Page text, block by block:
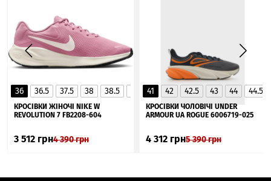
36 36.5 37.5 38 38.5 40 40.5
41
▲
КРОСІВКИ ЖІНОЧІ NIKE W
REVOLUTION 7 FB2208-604
3 512 грн4 390грн
41 42 42.5 43 44 44.5
КРОСІВКИ ЧОЛОВІЧІ UNDER
ARMOUR UA ROGUE 6006719-025
4 312 грн5 390грн